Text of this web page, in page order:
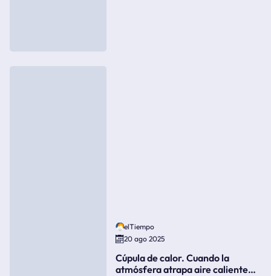
elTiempo
20 ago 2025
Cúpula de calor. Cuando la
atmósfera atrapa aire caliente